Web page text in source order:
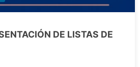
DE LISTAS DE